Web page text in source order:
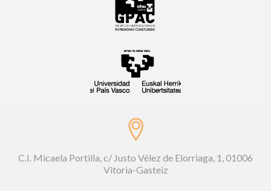
C.I. Micaela Portilla, c/ Justo Vélez de Elorriaga, 1, 01006
Vitoria-Gasteiz